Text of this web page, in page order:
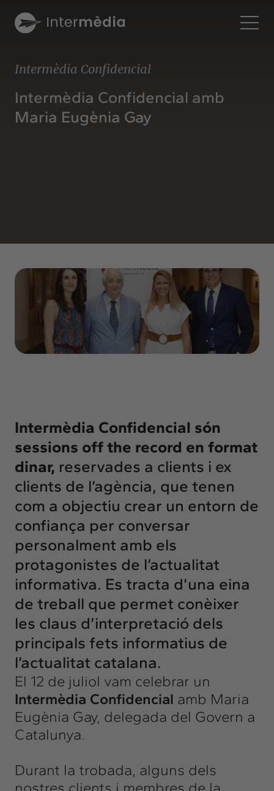
Intermèdia
Sobre nosaltres
Interconnexió
Interrelació
Insights
Actualitat
Intercanvi
Contacte
Intermèdia Confidencial
Intermèdia Confidencial amb
Maria Eugènia Gay
Intermèdia Confidencial són
sessions off the record en format
dinar, reservades a clients i ex
clients de l’agència, que tenen
com a objectiu crear un entorn de
confiança per conversar
personalment amb els
protagonistes de l’actualitat
informativa. Es tracta d’una eina
de treball que permet conèixer
les claus d’interpretació dels
principals fets informatius de
l’actualitat catalana.
El 12 de juliol vam celebrar un
Intermèdia Confidencial amb Maria
Eugènia Gay, delegada del Govern a
Catalunya.
Durant la trobada, alguns dels